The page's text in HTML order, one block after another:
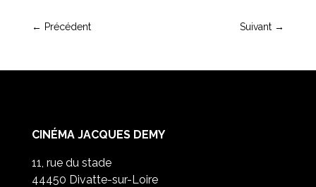
← Précédent Suivant →
CINÉMA JACQUES DEMY
11, rue du stade
44450 Divatte-sur-Loire